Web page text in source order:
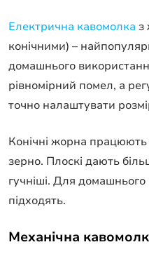
Електрична кавомолка з
конічними) –
домашнього
рівномірний помел, а
точно налаштувати
Конічні жорна
зерно. Плоскі дають
гучніші. Для
підходять.
Механічна